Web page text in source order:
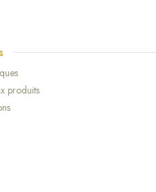
produits